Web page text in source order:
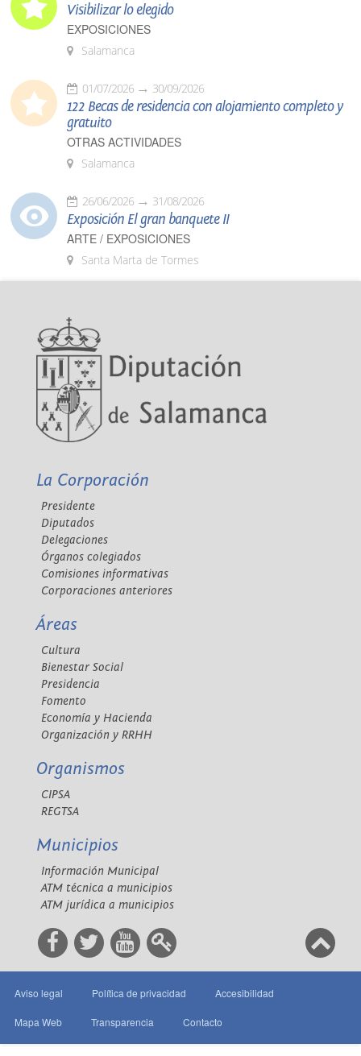
Visibilizar lo elegido
EXPOSICIONES
Salamanca
01/07/2026 30/09/2026
122 Becas de residencia con alojamiento completo y
gratuito
OTRAS ACTIVIDADES
Salamanca
26/06/2026 31/08/2026
Exposición El gran banquete II
ARTE / EXPOSICIONES
Santa Marta de Tormes
La Corporación
Presidente
Diputados
Delegaciones
Órganos colegiados
Comisiones informativas
Corporaciones anteriores
Áreas
Cultura
Bienestar Social
Presidencia
Fomento
Economía y Hacienda
Organización y RRHH
Organismos
CIPSA
REGTSA
Municipios
Información Municipal
ATM técnica a municipios
ATM jurídica a municipios
Aviso legal Política de privacidad Accesibilidad
Mapa Web Transparencia Contacto